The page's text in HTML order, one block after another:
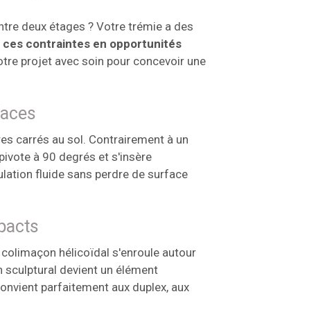
deux étages ? Votre trémie a des
contraintes en opportunités
projet avec soin pour concevoir une
carrés au sol. Contrairement à un
à 90 degrés et s'insère
fluide sans perdre de surface
hélicoïdal s'enroule autour
sculptural devient un élément
parfaitement aux duplex, aux